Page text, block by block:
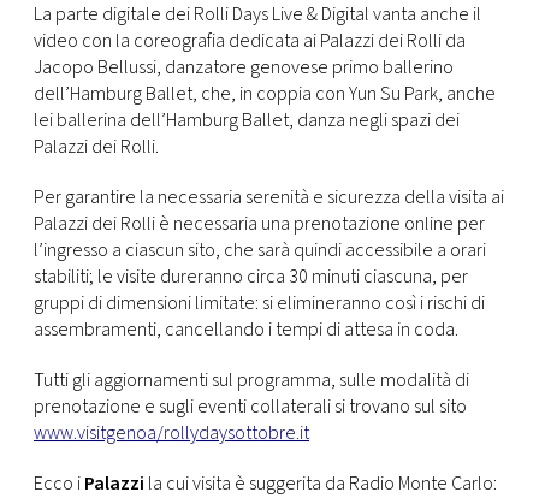
La parte digitale dei Rolli Days Live & Digital vanta anche il
video con la coreografia dedicata ai Palazzi dei Rolli da
Jacopo Bellussi, danzatore genovese primo ballerino
dell’Hamburg Ballet, che, in coppia con Yun Su Park, anche
lei ballerina dell’Hamburg Ballet, danza negli spazi dei
Palazzi dei Rolli.
Per garantire la necessaria serenità e sicurezza della visita ai
Palazzi dei Rolli è necessaria una prenotazione online per
l’ingresso a ciascun sito, che sarà quindi accessibile a orari
stabiliti; le visite dureranno circa 30 minuti ciascuna, per
gruppi di dimensioni limitate: si elimineranno così i rischi di
assembramenti, cancellando i tempi di attesa in coda.
Tutti gli aggiornamenti sul programma, sulle modalità di
prenotazione e sugli eventi collaterali si trovano sul sito
www.visitgenoa/rollydaysottobre.it
Ecco iPalazzi la cui visita è suggerita da Radio Monte Carlo: